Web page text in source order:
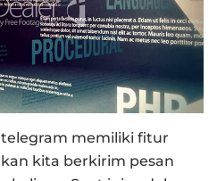
memiliki fitur
kita berkirim pesan